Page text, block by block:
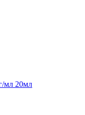
мл 20мл